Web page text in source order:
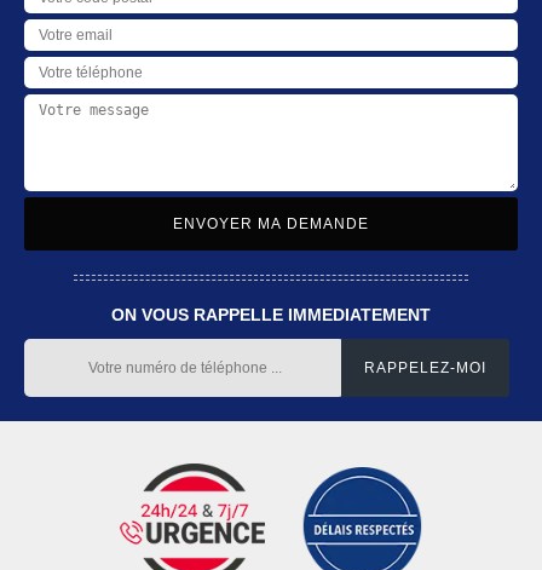
ON VOUS RAPPELLE IMMEDIATEMENT